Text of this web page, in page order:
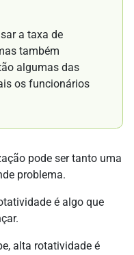
a taxa de
também
algumas das
os funcionários
pode ser tanto uma
problema.
é algo que
alta rotatividade é